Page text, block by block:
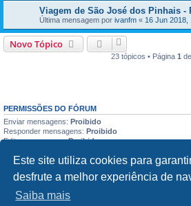
Este site utiliza cookies para
desfrute a melhor experiência de
Saiba mais
Viagem de São José dos Pinhais -
Última mensagem por ivanfm « 16 Jun 2018,
Novo Tópico
23 tópicos • Página 1 de
PERMISSÕES DO FÓRUM
Enviar mensagens: Proibido
Responder mensagens: Proibido
Editar mensagens:Proibido
Enviar anexos: Proibido
Índice do fórum Excluir cookies